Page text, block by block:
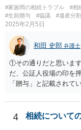
#家族間の相続トラブル #相
#生前贈与
#協議 #遺産分割
2025年2月5日
和田 史郎 弁護士
①その通りだと思いま
だ、公証人役場の印を
「贈与」と記載されて
わなければ、遺産分割
がしますね。
4 相続について